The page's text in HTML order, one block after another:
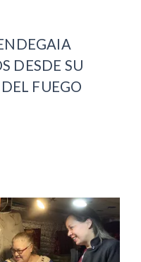
DESDE SU
FUEGO